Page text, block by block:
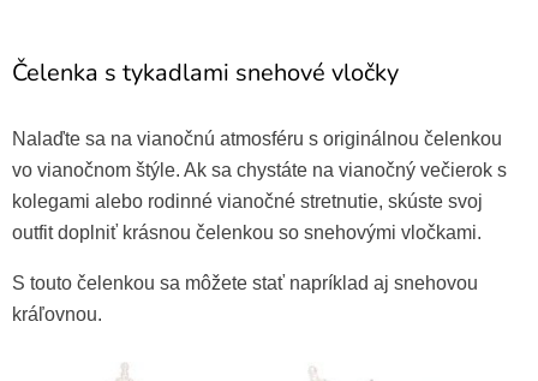
Čelenka s tykadlami snehové vločky
Nalaďte sa na vianočnú atmosféru s originálnou čelenkou
vo vianočnom štýle. Ak sa chystáte na vianočný večierok s
kolegami alebo rodinné vianočné stretnutie, skúste svoj
outfit doplniť krásnou čelenkou so snehovými vločkami.
S touto čelenkou sa môžete stať napríklad aj snehovou
kráľovnou.